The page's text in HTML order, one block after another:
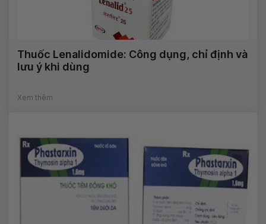
Thuốc Lenalidomide: Công dụng, chỉ định và
lưu ý khi dùng
Xem thêm